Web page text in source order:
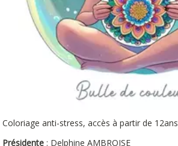
Coloriage anti-stress, accès à partir de 12ans
Présidente : Delphine AMBROISE